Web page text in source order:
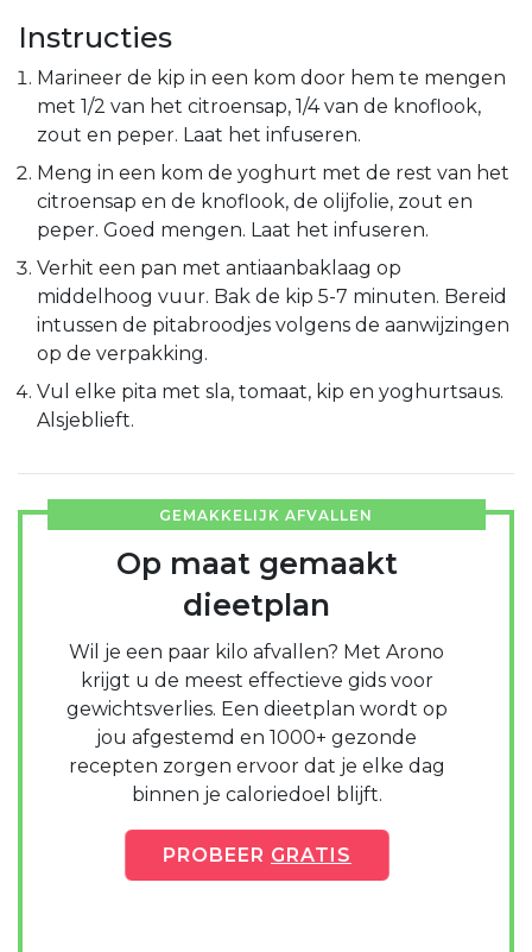
Instructies
Marineer de kip in een kom door hem te mengen
met 1/2 van het citroensap, 1/4 van de knoflook,
zout en peper. Laat het infuseren.
Meng in een kom de yoghurt met de rest van het
citroensap en de knoflook, de olijfolie, zout en
peper. Goed mengen. Laat het infuseren.
Verhit een pan met antiaanbaklaag op
middelhoog vuur. Bak de kip 5-7 minuten. Bereid
intussen de pitabroodjes volgens de aanwijzingen
op de verpakking.
Vul elke pita met sla, tomaat, kip en yoghurtsaus.
Alsjeblieft.
GEMAKKELIJK AFVALLEN
Op maat gemaakt
dieetplan
Wil je een paar kilo afvallen? Met Arono
krijgt u de meest effectieve gids voor
gewichtsverlies. Een dieetplan wordt op
jou afgestemd en 1000+ gezonde
recepten zorgen ervoor dat je elke dag
binnen je caloriedoel blijft.
PROBEER GRATIS